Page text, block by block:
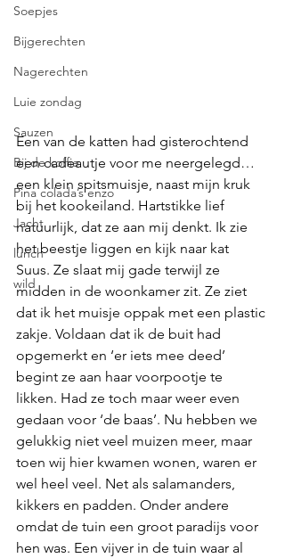
Soepjes
Bijgerechten
Nagerechten
Luie zondag
Sauzen
Bij de koffie
Pina colada’s enzo
Jacht
lunch
wild
Een van de katten had gisterochtend
een cadeautje voor me neergelegd…
een klein spitsmuisje, naast mijn kruk
bij het kookeiland. Hartstikke lief
natuurlijk, dat ze aan mij denkt. Ik zie
het beestje liggen en kijk naar kat
Suus. Ze slaat mij gade terwijl ze
midden in de woonkamer zit. Ze ziet
dat ik het muisje oppak met een plastic
zakje. Voldaan dat ik de buit had
opgemerkt en ‘er iets mee deed’
begint ze aan haar voorpootje te
likken. Had ze toch maar weer even
gedaan voor ‘de baas’. Nu hebben we
gelukkig niet veel muizen meer, maar
toen wij hier kwamen wonen, waren er
wel heel veel. Net als salamanders,
kikkers en padden. Onder andere
omdat de tuin een groot paradijs voor
hen was. Een vijver in de tuin waar al